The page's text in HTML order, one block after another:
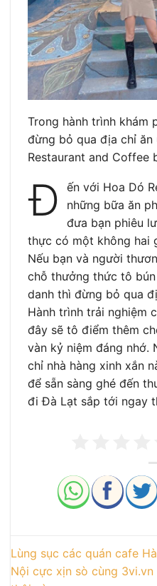
Trong hành trình khám
đừng bỏ qua địa chỉ ăn
Restaurant and Coffee
Đ
ến với Hoa Dó
những bữa ăn
đưa bạn phiêu
thực có một không hai
Nếu bạn và người
chỗ thưởng thức tô
danh thì đừng bỏ qua
Hành trình trải nghiệm
đây sẽ tô điểm thêm
vàn kỷ niệm đáng nhớ.
chỉ nhà hàng xinh xắn
để sẵn sàng ghé đến
đi Đà Lạt sắp tới ngay
Lùng sục các quán cafe Hà
Nội cực xịn sò cùng 3vi.vn